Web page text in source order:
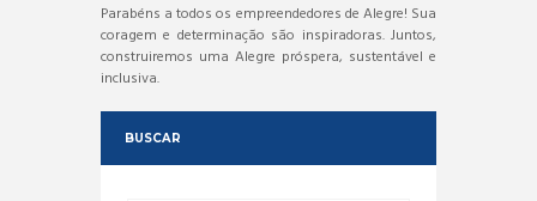
Parabéns a todos os empreendedores de Alegre! Sua
coragem e determinação são inspiradoras. Juntos,
construiremos uma Alegre próspera, sustentável e
inclusiva.
BUSCAR